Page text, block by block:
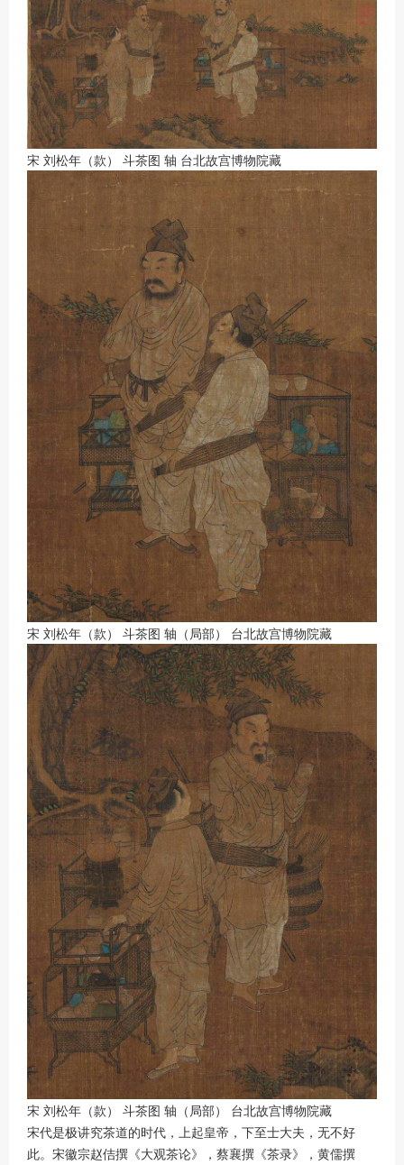
宋 刘松年（款） 斗茶图 轴 台北故宫博物院藏
宋 刘松年（款） 斗茶图 轴（局部） 台北故宫博物院藏
宋 刘松年（款） 斗茶图 轴（局部） 台北故宫博物院藏
宋代是极讲究茶道的时代，上起皇帝，下至士大夫，无不好
此。宋徽宗赵佶撰《大观茶论》，蔡襄撰《茶录》，黄儒撰